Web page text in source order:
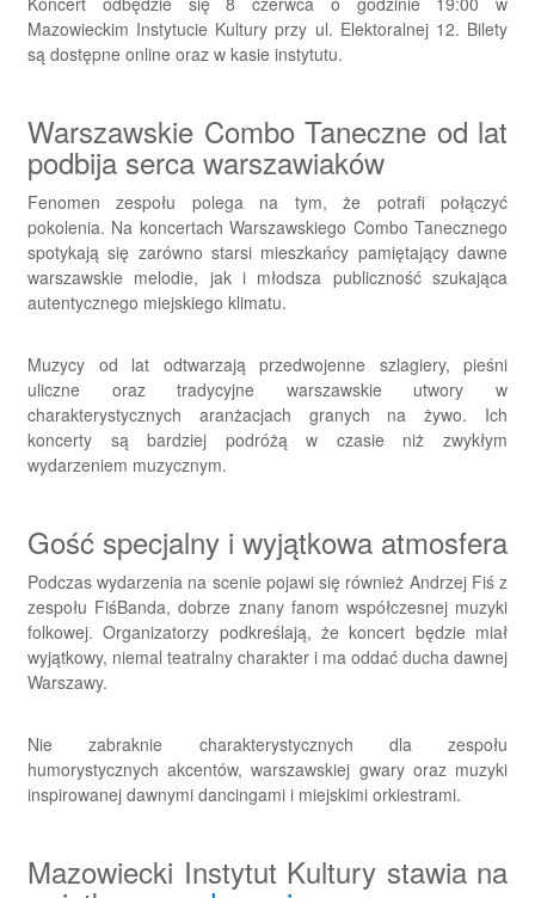
Mazowieckim Instytucie Kultury przy ul. Elektoralnej 12. Bilety
są dostępne online oraz w kasie instytutu.
Warszawskie Combo Taneczne od lat
podbija serca warszawiaków
Fenomen zespołu polega na tym, że potrafi połączyć
pokolenia. Na koncertach Warszawskiego Combo Tanecznego
spotykają się zarówno starsi mieszkańcy pamiętający dawne
warszawskie melodie, jak i młodsza publiczność szukająca
autentycznego miejskiego klimatu.
Muzycy od lat odtwarzają przedwojenne szlagiery, pieśni
uliczne oraz tradycyjne warszawskie utwory w
charakterystycznych aranżacjach granych na żywo. Ich
koncerty są bardziej podróżą w czasie niż zwykłym
wydarzeniem muzycznym.
Gość specjalny i wyjątkowa atmosfera
Podczas wydarzenia na scenie pojawi się również Andrzej Fiś z
zespołu FiśBanda, dobrze znany fanom współczesnej muzyki
folkowej. Organizatorzy podkreślają, że koncert będzie miał
wyjątkowy, niemal teatralny charakter i ma oddać ducha dawnej
Warszawy.
Nie zabraknie charakterystycznych dla zespołu
humorystycznych akcentów, warszawskiej gwary oraz muzyki
inspirowanej dawnymi dancingami i miejskimi orkiestrami.
Mazowiecki Instytut Kultury stawia na